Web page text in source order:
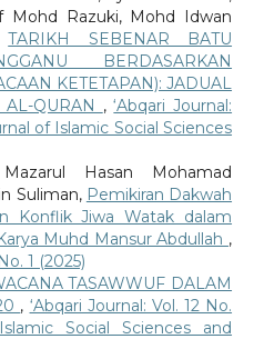
Mohd Razuki, Mohd Idwan
TARIKH SEBENAR BATU
BERDASARKAN
KETETAPAN): JADUAL
QURAN ,‘Abqari Journal:
of Islamic Social Sciences
Hasan Mohamad
Suliman, Pemikiran Dakwah
Konflik Jiwa Watak dalam
Muhd Mansur Abdullah ,
1 (2025)
TASAWWUF DALAM
, ‘Abqari Journal: Vol. 12 No.
Social Sciences and